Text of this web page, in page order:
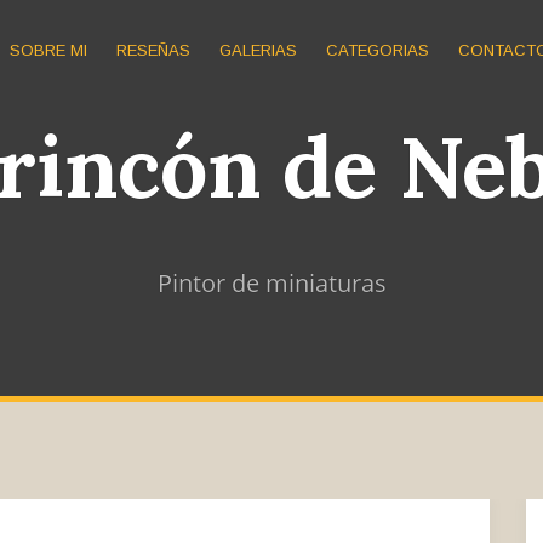
SOBRE MI RESEÑAS GALERIAS CATEGORIAS
de
Pintor de miniaturas